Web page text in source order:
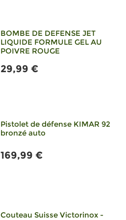
BOMBE DE DEFENSE JET
LIQUIDE FORMULE GEL AU
POIVRE ROUGE
29,99 €
Pistolet de défense KIMAR 92
bronzé auto
169,99 €
Couteau Suisse Victorinox -